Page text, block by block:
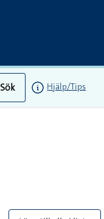
Sök Hjälp/Tips